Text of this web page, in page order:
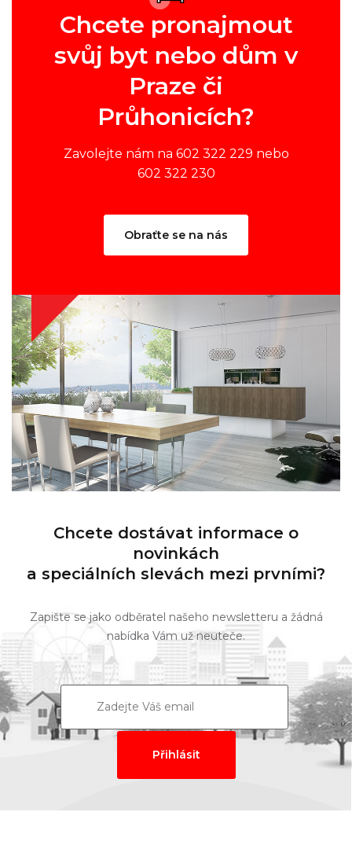
Chcete pronajmout
svůj byt nebo dům v
Praze či
Průhonicích?
Zavolejte nám na 602 322 229 nebo
602 322 230
Obraťte se na nás
Chcete dostávat informace o
novinkách
a speciálních slevách mezi prvními?
Zapište se jako odběratel našeho newsletteru a žádná
nabídka Vám už neuteče.